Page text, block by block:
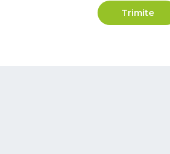
Trimite